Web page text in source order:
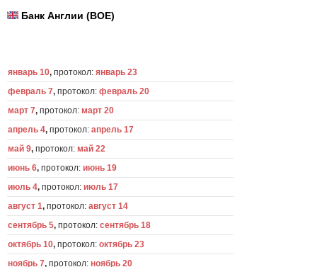
Банк Англии (BOE)
январь 10, протокол: январь 23
февраль 7, протокол: февраль 20
март 7, протокол: март 20
апрель 4, протокол: апрель 17
май 9, протокол: май 22
июнь 6, протокол: июнь 19
июль 4, протокол: июль 17
август 1, протокол: август 14
сентябрь 5, протокол: сентябрь 18
октябрь 10, протокол: октябрь 23
ноябрь 7, протокол: ноябрь 20